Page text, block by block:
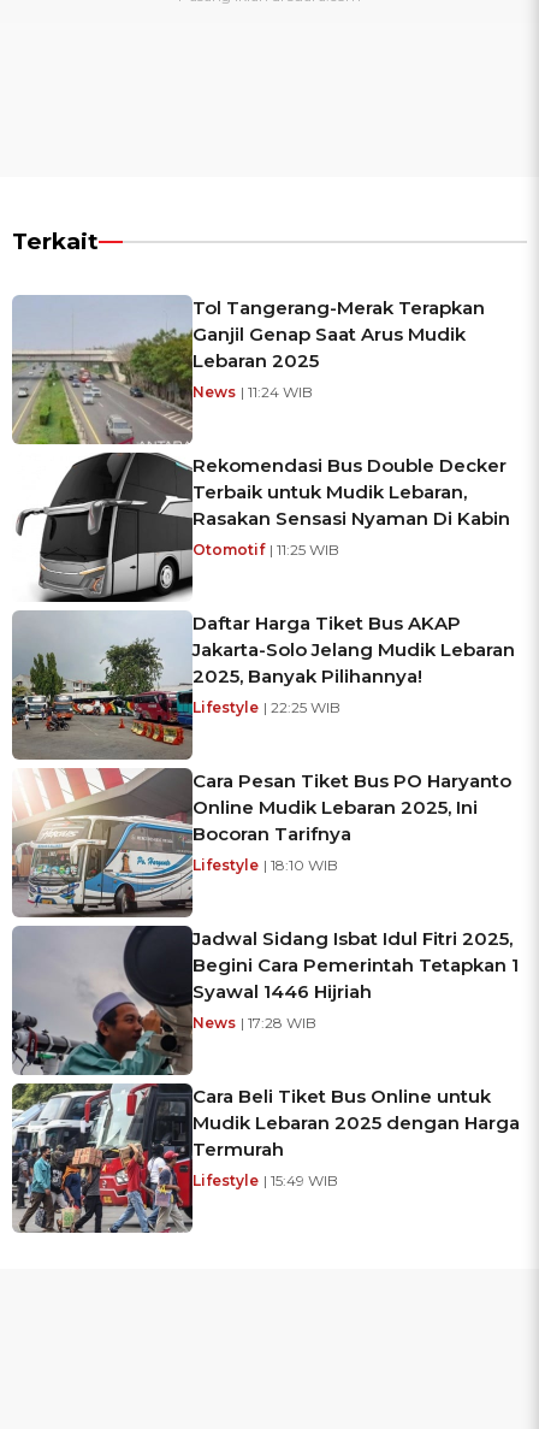
Terkait
Tol Tangerang-Merak Terapkan
Ganjil Genap Saat Arus Mudik
Lebaran 2025
News | 11:24 WIB
Rekomendasi Bus Double Decker
Terbaik untuk Mudik Lebaran,
Rasakan Sensasi Nyaman Di Kabin
Otomotif | 11:25 WIB
Daftar Harga Tiket Bus AKAP
Jakarta-Solo Jelang Mudik Lebaran
2025, Banyak Pilihannya!
Lifestyle | 22:25 WIB
Cara Pesan Tiket Bus PO Haryanto
Online Mudik Lebaran 2025, Ini
Bocoran Tarifnya
Lifestyle | 18:10 WIB
Jadwal Sidang Isbat Idul Fitri 2025,
Begini Cara Pemerintah Tetapkan 1
Syawal 1446 Hijriah
News | 17:28 WIB
Cara Beli Tiket Bus Online untuk
Mudik Lebaran 2025 dengan Harga
Termurah
Lifestyle | 15:49 WIB